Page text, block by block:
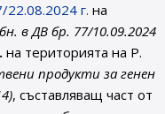
г. на
в ДВ бр. 77/10.09.2024
на територията на Р.
продукти за генен
, съставляващ част от